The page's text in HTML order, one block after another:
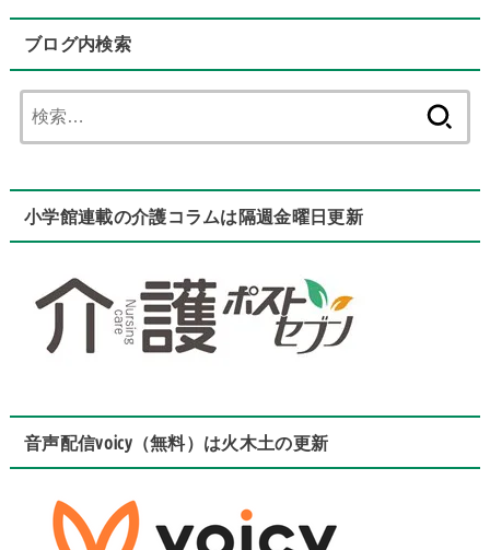
ブログ内検索
索:
小学館連載の介護コラムは隔週金曜日更新
音声配信voicy（無料）は火木土の更新